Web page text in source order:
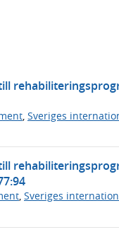
Sveriges
, Sveriges